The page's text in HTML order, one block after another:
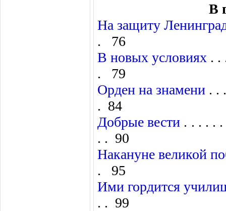
В
На защиту
. 76
В новых условиях . .
. 79
Орден на знамени . .
. 84
Добрые вести . . . . .
. . 90
Накануне великой
. 95
Ими гордится
. . 99